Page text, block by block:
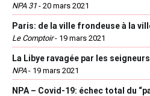
NPA 31 - 20 mars 2021
Paris: de la ville frondeuse à la
Le Comptoir- 19 mars 2021
La Libye ravagée par les
NPA- 19 mars 2021
NPA – Covid-19: échec total du